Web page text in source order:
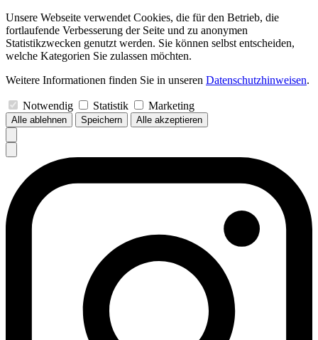
Unsere Webseite verwendet Cookies, die für den Betrieb, die
fortlaufende Verbesserung der Seite und zu anonymen
Statistikzwecken genutzt werden. Sie können selbst entscheiden,
welche Kategorien Sie zulassen möchten.
Weitere Informationen finden Sie in unseren Datenschutzhinweisen.
Notwendig Statistik Marketing
Alle ablehnen Speichern Alle akzeptieren